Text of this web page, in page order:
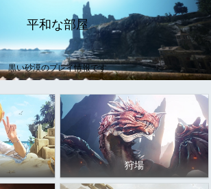
平和な部屋
黒い砂漠のプレイ情報です
狩場